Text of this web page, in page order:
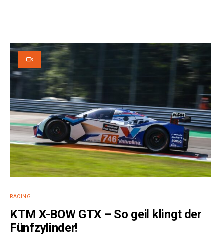
RACING
KTM X-BOW GTX – So geil klingt der
Fünfzylinder!